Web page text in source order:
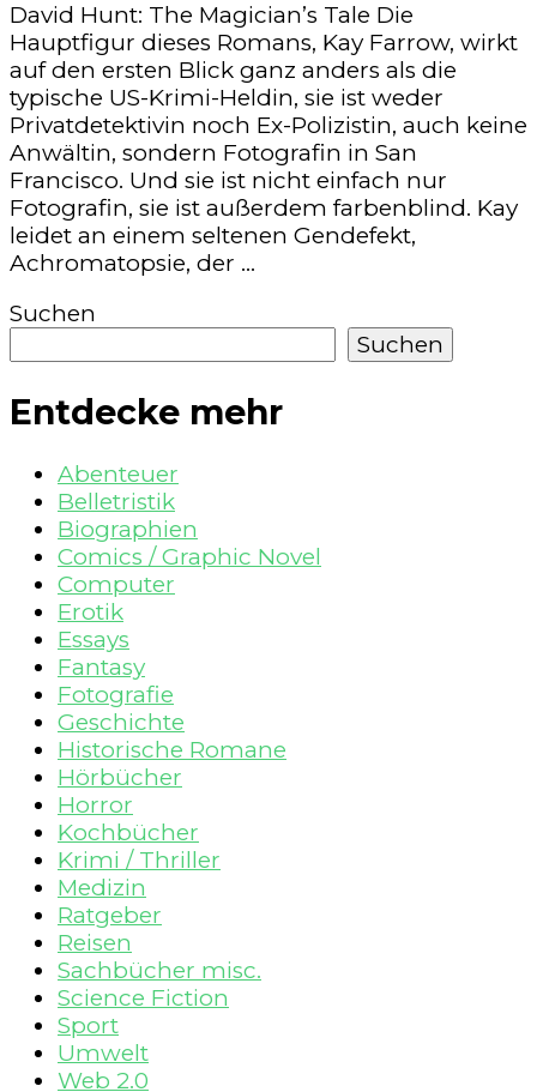
David Hunt: The Magician’s Tale Die
Hauptfigur dieses Romans, Kay Farrow, wirkt
auf den ersten Blick ganz anders als die
typische US-Krimi-Heldin, sie ist weder
Privatdetektivin noch Ex-Polizistin, auch keine
Anwältin, sondern Fotografin in San
Francisco. Und sie ist nicht einfach nur
Fotografin, sie ist außerdem farbenblind. Kay
leidet an einem seltenen Gendefekt,
Achromatopsie, der …
Suchen
Suchen
Entdecke mehr
Abenteuer
Belletristik
Biographien
Comics / Graphic Novel
Computer
Erotik
Essays
Fantasy
Fotografie
Geschichte
Historische Romane
Hörbücher
Horror
Kochbücher
Krimi / Thriller
Medizin
Ratgeber
Reisen
Sachbücher misc.
Science Fiction
Sport
Umwelt
Web 2.0